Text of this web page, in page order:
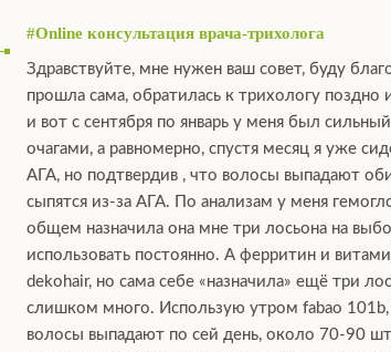
#Online консультация врача-трихолога
Здравствуйте, мне нужен ваш совет, буду
прошла сама, обратилась к трихологу
и вот с сентября по январь у меня был
очагами, а равномерно, спустя месяц я уже
АГА, но подтвердив , что волосы выпадают
сыпятся из-за АГА. По анализам у меня
общем назначила она мне три лосьона на
использовать постоянно. А ферритин и
dekohair, но сама себе «назначила» ещё три
слишком много. Использую утром fabao
волосы выпадают по сей день, около 70-90